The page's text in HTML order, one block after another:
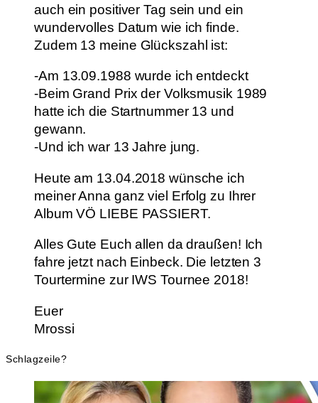
auch ein positiver Tag sein und ein
wundervolles Datum wie ich finde.
Zudem 13 meine Glückszahl ist:
-Am 13.09.1988 wurde ich entdeckt
-Beim Grand Prix der Volksmusik 1989
hatte ich die Startnummer 13 und
gewann.
-Und ich war 13 Jahre jung.
Heute am 13.04.2018 wünsche ich
meiner Anna ganz viel Erfolg zu Ihrer
Album VÖ LIEBE PASSIERT.
Alles Gute Euch allen da draußen! Ich
fahre jetzt nach Einbeck. Die letzten 3
Tourtermine zur IWS Tournee 2018!
Euer
Mrossi
Schlagzeile?